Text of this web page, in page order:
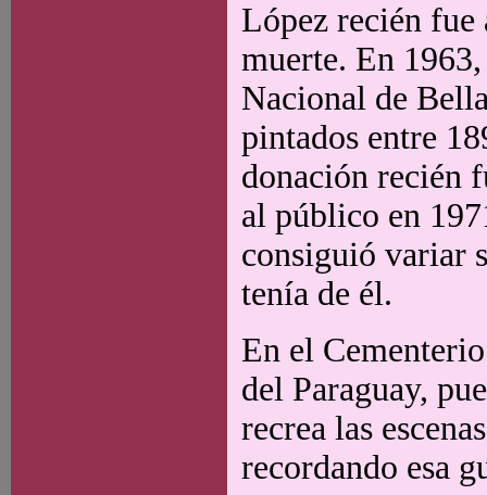
López recién fue
muerte. En
Nacional de
pintados entre
donación recién
al público en
consiguió variar
tenía de él.
En el
del Paraguay,
recrea las
recordando esa